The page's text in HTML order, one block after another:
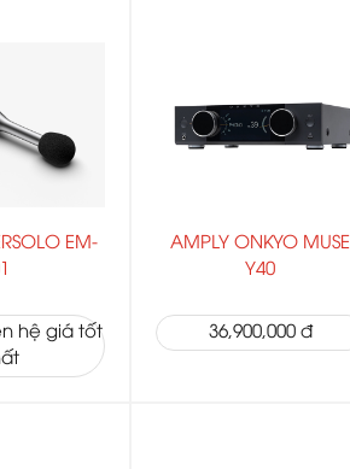
EM-
hệ giá tốt
AMPLY ONKYO MUSE
Y40
36,900,000 đ